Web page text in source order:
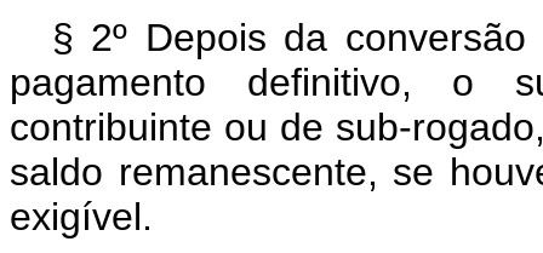
§ 2º Depois da
pagamento definitivo, o
contribuinte ou de sub-
saldo remanescente, se
exigível.